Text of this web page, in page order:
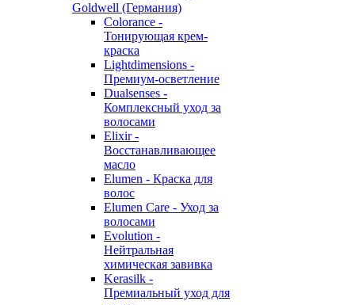
Goldwell (Германия)
Colorance -
Тонирующая крем-
краска
Lightdimensions -
Премиум-осветление
Dualsenses -
Комплексный уход за
волосами
Elixir -
Восстанавливающее
масло
Elumen - Краска для
волос
Elumen Care - Уход за
волосами
Evolution -
Нейтральная
химическая завивка
Kerasilk -
Премиальный уход для